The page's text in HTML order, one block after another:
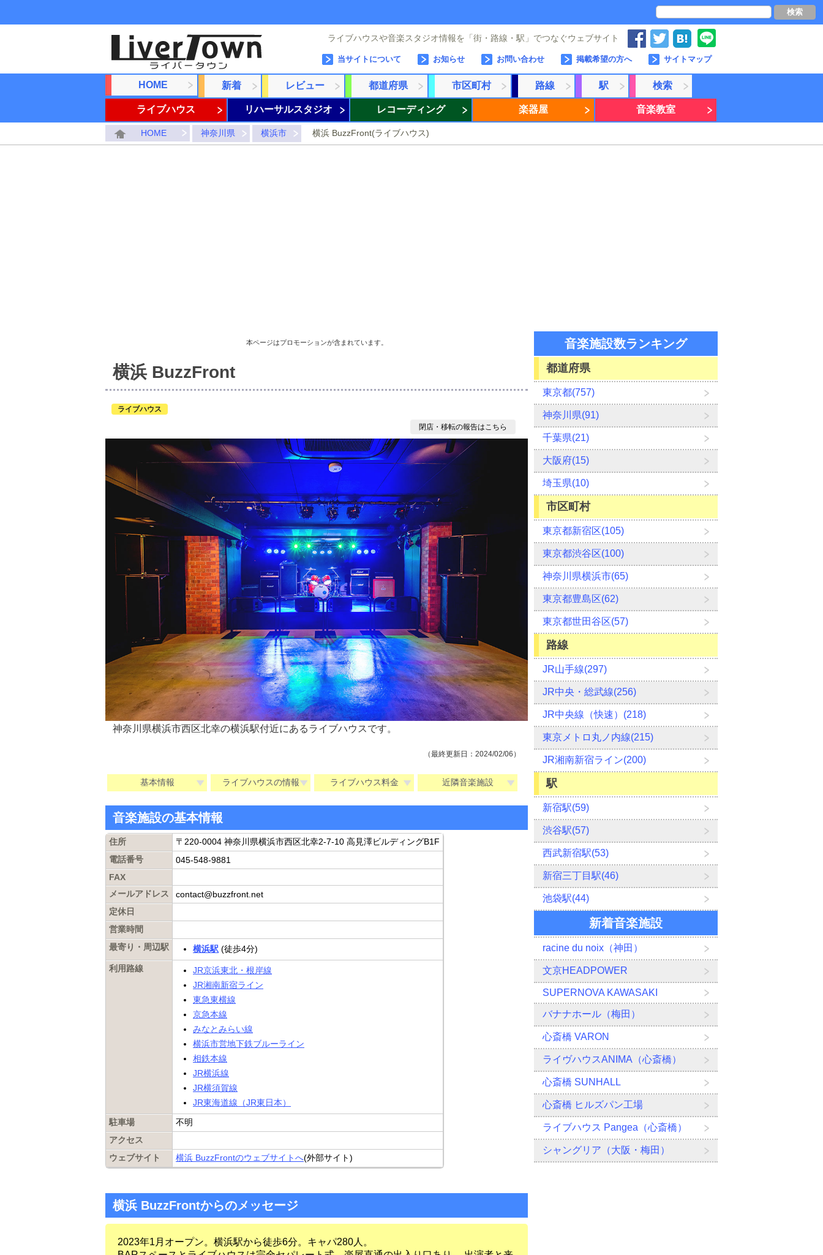
検索
ライブハウスや音楽スタジオ情報を「街・路線・駅」でつなぐウェブサイト
サイトマップ
掲載希望の方へ
お問い合わせ
お知らせ
当サイトについて
HOME 新着 レビュー 都道府県 市区町村 路線 駅 検索
ライブハウス リハーサルスタジオ レコーディング 楽器屋 音楽教室
HOME 神奈川県 横浜市 横浜 BuzzFront(ライブハウス)
本ページはプロモーションが含まれています。
横浜 BuzzFront
ライブハウス
閉店・移転の報告はこちら
神奈川県横浜市西区北幸の横浜駅付近にあるライブハウスです。
（最終更新日：2024/02/06）
基本情報 ライブハウスの情報 ライブハウス料金 近隣音楽施設
音楽施設の基本情報
住所
〒220-0004 神奈川県横浜市西区北幸2-7-10 高見澤ビルディングB1F
電話番号
045-548-9881
FAX
メールアドレス
contact@buzzfront.net
定休日
営業時間
最寄り・周辺駅
横浜駅 (徒歩4分)
利用路線
JR京浜東北・根岸線
JR湘南新宿ライン
東急東横線
京急本線
みなとみらい線
横浜市営地下鉄ブルーライン
相鉄本線
JR横浜線
JR横須賀線
JR東海道線（JR東日本）
駐車場
不明
アクセス
ウェブサイト
横浜 BuzzFrontのウェブサイトへ(外部サイト)
横浜 BuzzFrontからのメッセージ
2023年1月オープン。横浜駅から徒歩6分。キャパ280人。
音楽施設数ランキング
都道府県
東京都(757)
神奈川県(91)
千葉県(21)
大阪府(15)
埼玉県(10)
市区町村
東京都新宿区(105)
東京都渋谷区(100)
神奈川県横浜市(65)
東京都豊島区(62)
東京都世田谷区(57)
路線
JR山手線(297)
JR中央・総武線(256)
JR中央線（快速）(218)
東京メトロ丸ノ内線(215)
JR湘南新宿ライン(200)
駅
新宿駅(59)
渋谷駅(57)
西武新宿駅(53)
新宿三丁目駅(46)
池袋駅(44)
新着音楽施設
racine du noix（神田）
文京HEADPOWER
SUPERNOVA KAWASAKI
バナナホール（梅田）
心斎橋 VARON
ライヴハウスANIMA（心斎橋）
心斎橋 SUNHALL
心斎橋 ヒルズパン工場
ライブハウス Pangea（心斎橋）
シャングリア（大阪・梅田）